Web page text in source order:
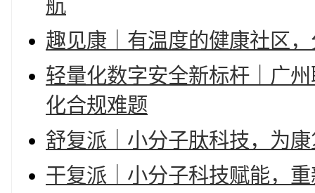
航
趣见康｜有温度的健康社区
轻量化数字安全新标杆｜广
化合规难题
舒复派｜小分子肽科技，为
干复派｜小分子科技赋能，